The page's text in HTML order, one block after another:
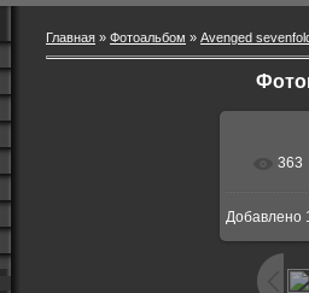
Главная » Фотоальбом » Avenged
В
363
Добавлено